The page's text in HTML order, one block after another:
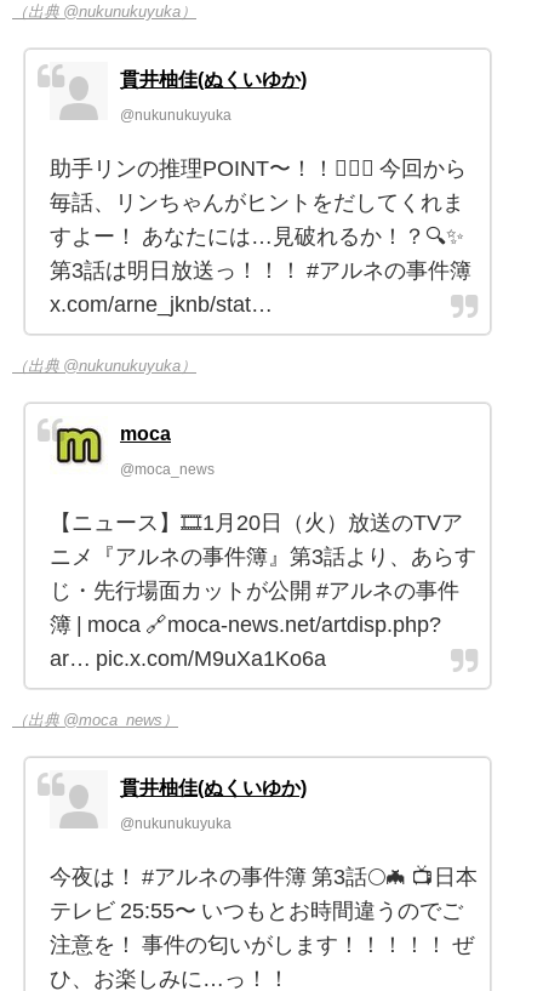
（出典 @nukunukuyuka）
貫井柚佳(ぬくいゆか)
@nukunukuyuka
助手リンの推理POINT〜！！🕵️‍♀️✨ 今回から
毎話、リンちゃんがヒントをだしてくれま
すよー！ あなたには…見破れるか！？🔍✨
第3話は明日放送っ！！！ #アルネの事件簿
x.com/arne_jknb/stat…
（出典 @nukunukuyuka）
moca
@moca_news
【ニュース】🎞1月20日（火）放送のTVア
ニメ『アルネの事件簿』第3話より、あらす
じ・先行場面カットが公開 #アルネの事件
簿 | moca 🔗moca-news.net/artdisp.php?
ar… pic.x.com/M9uXa1Ko6a
（出典 @moca_news）
貫井柚佳(ぬくいゆか)
@nukunukuyuka
今夜は！ #アルネの事件簿 第3話🌕🦇 📺日本
テレビ 25:55〜 いつもとお時間違うのでご
注意を！ 事件の匂いがします！！！！！ ぜ
ひ、お楽しみに…っ！！